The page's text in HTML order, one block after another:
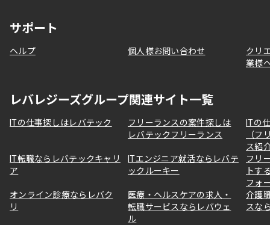
サポート
ヘルプ 個人様お問い合わせ
クリ
業様
レバレジーズグループ関連サイト一覧
ITの仕事探しはレバテック
フリーランスの案件探しは
レバテックフリーランス
ITの
（フ
ス紹
IT転職ならレバテックキャリ
ア
ITエンジニア就活ならレバテ
ックルーキー
フリ
トす
フォ
オンライン診療ならレバク
リ
医療・ヘルスケアの求人・
転職サービスならレバウェ
ル
介護
スな